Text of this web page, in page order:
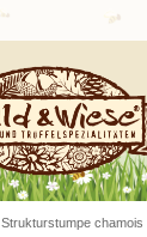
Strukturstumpe chamois